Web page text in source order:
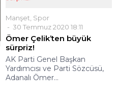
Manşet Spor
30 Temmuz 2020 18:11
Ömer Çelik’ten büyük
sürpriz!
AK Parti Genel Başkan
Yardımcısı ve Parti Sözcüsü,
Adanalı Ömer...